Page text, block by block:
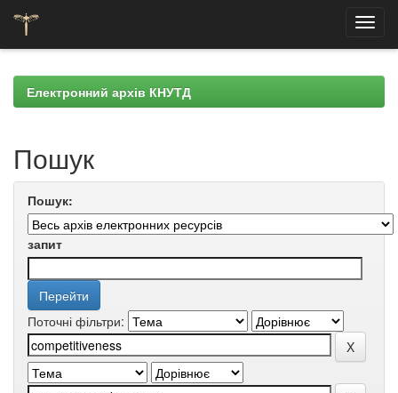
navigationЕлектронний архів КНУТД
Пошук
Пошук:
запит
Поточні фільтри: